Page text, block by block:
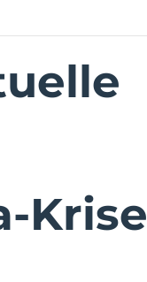
Krise